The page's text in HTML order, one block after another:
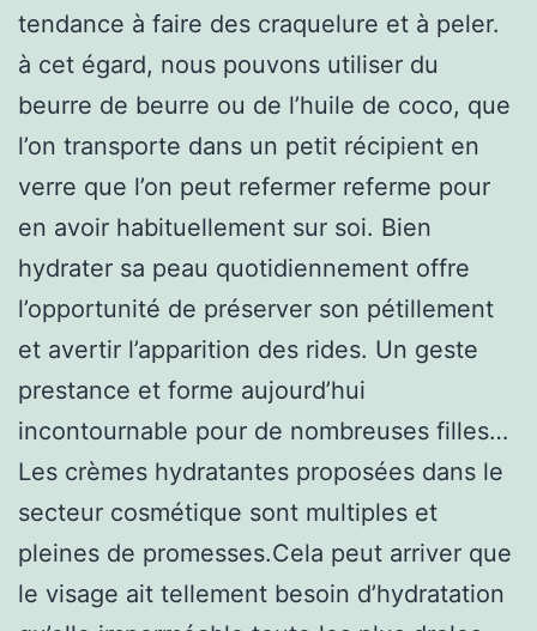
tendance à faire des craquelure et à peler.
à cet égard, nous pouvons utiliser du
beurre de beurre ou de l’huile de coco, que
l’on transporte dans un petit récipient en
verre que l’on peut refermer referme pour
en avoir habituellement sur soi. Bien
hydrater sa peau quotidiennement offre
l’opportunité de préserver son pétillement
et avertir l’apparition des rides. Un geste
prestance et forme aujourd’hui
incontournable pour de nombreuses filles…
Les crèmes hydratantes proposées dans le
secteur cosmétique sont multiples et
pleines de promesses.Cela peut arriver que
le visage ait tellement besoin d’hydratation